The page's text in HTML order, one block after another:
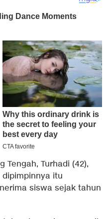
Tengah, Turhadi (42),
itu
siswa sejak tahun